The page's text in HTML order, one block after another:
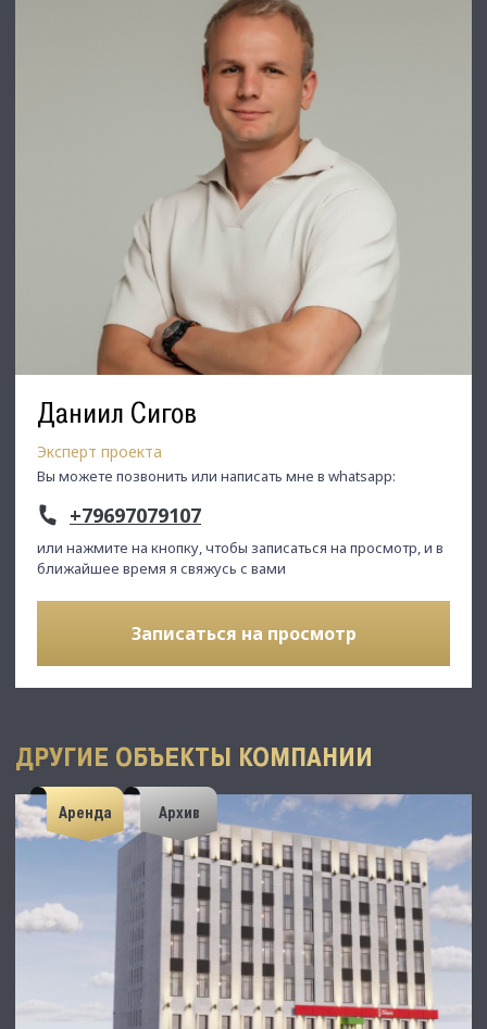
Даниил Сигов
Эксперт проекта
Вы можете позвонить или написать мне в whatsapp:
+79697079107
или нажмите на кнопку, чтобы записаться на просмотр, и в
ближайшее время я свяжусь с вами
Записаться на просмотр
ДРУГИЕ ОБЪЕКТЫ КОМПАНИИ
Аренда Архив